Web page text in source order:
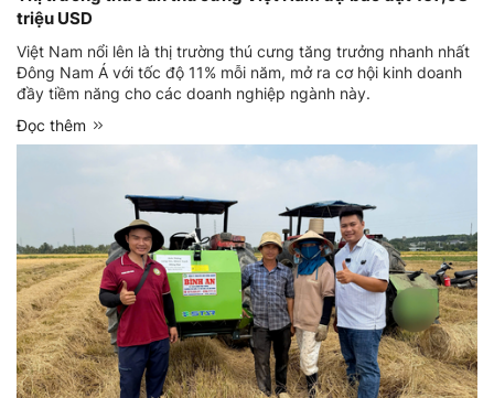
triệu USD
Việt Nam nổi lên là thị trường thú cưng tăng trưởng nhanh nhất
Đông Nam Á với tốc độ 11% mỗi năm, mở ra cơ hội kinh doanh
đầy tiềm năng cho các doanh nghiệp ngành này.
Đọc thêm